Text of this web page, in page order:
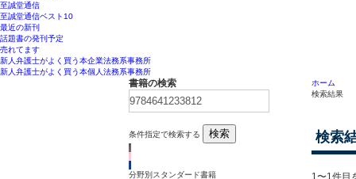
至誠堂通信
至誠堂通信ベスト10
最近の新刊
話題書の発刊予定
売れてます
新人弁護士がよく買う本企業法務系事務所
新人弁護士がよく買う本個人法務系事務所
ホーム
検索結果
検索
1〜1件目
書籍の検索
条件指定で検索する 検索
分野別スタンダード書籍